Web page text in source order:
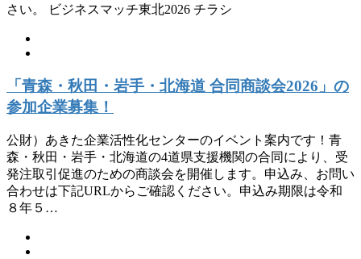
さい。 ビジネスマッチ東北2026 チラシ
「青森・秋田・岩手・北海道 合同商談会2026」の
参加企業募集！
公財）あきた企業活性化センターのイベント案内です！青
森・秋田・岩手・北海道の4道県支援機関の合同により、受
発注取引促進のための商談会を開催します。申込み、お問い
合わせは下記URLからご確認ください。申込み期限は令和
８年５…